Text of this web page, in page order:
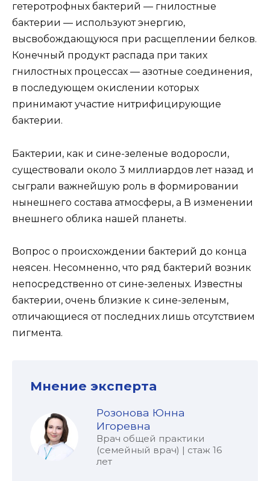
гетеротрофных бактерий — гнилостные
бактерии — используют энергию,
высвобождающуюся при расщеплении белков.
Конечный продукт распада при таких
гнилостных процессах — азотные соединения,
в последующем окислении которых
принимают участие нитрифицирующие
бактерии.
Бактерии, как и сине-зеленые водоросли,
существовали около 3 миллиардов лет назад и
сыграли важнейшую роль в формировании
нынешнего состава атмосферы, а В изменении
внешнего облика нашей планеты.
Вопрос о происхождении бактерий до конца
неясен. Несомненно, что ряд бактерий возник
непосредственно от сине-зеленых. Известны
бактерии, очень близкие к сине-зеленым,
отличающиеся от последних лишь отсутствием
пигмента.
Мнение эксперта
Розонова Юнна
Игоревна
Врач общей практики
(семейный врач) | стаж 16
лет